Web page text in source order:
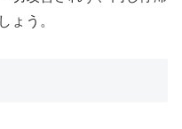
ょう。